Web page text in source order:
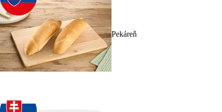
Pekáreň